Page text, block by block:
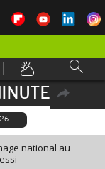
national au